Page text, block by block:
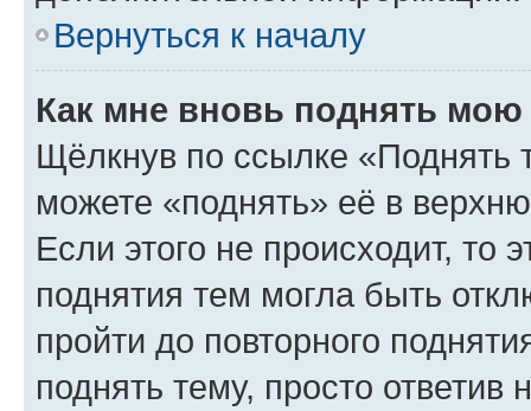
Вернуться к началу
Как мне вновь поднять мою
Щёлкнув по ссылке «Поднять
можете «поднять» её в
Если этого не происходит, то
поднятия тем могла быть
пройти до повторного
поднять тему, просто ответив